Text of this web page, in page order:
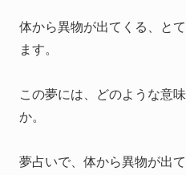
体から異物が出てくる、と
ます。
この夢には、どのような意
か。
夢占いで、体から異物が出